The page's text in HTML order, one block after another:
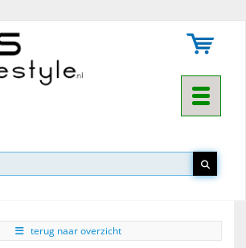
Toggle
▼
terug naar overzicht